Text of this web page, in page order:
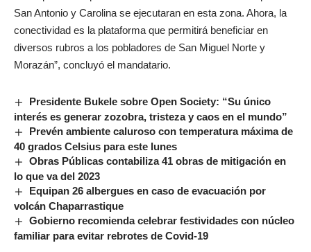
San Antonio y Carolina se ejecutaran en esta zona. Ahora, la
conectividad es la plataforma que permitirá beneficiar en
diversos rubros a los pobladores de San Miguel Norte y
Morazán”, concluyó el mandatario.
Presidente Bukele sobre Open Society: “Su único
interés es generar zozobra, tristeza y caos en el mundo”
Prevén ambiente caluroso con temperatura máxima de
40 grados Celsius para este lunes
Obras Públicas contabiliza 41 obras de mitigación en
lo que va del 2023
Equipan 26 albergues en caso de evacuación por
volcán Chaparrastique
Gobierno recomienda celebrar festividades con núcleo
familiar para evitar rebrotes de Covid-19